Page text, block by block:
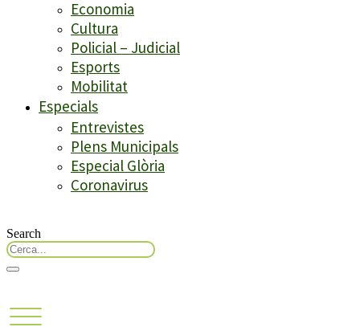
Economia
Cultura
Policial – Judicial
Esports
Mobilitat
Especials
Entrevistes
Plens Municipals
Especial Glòria
Coronavirus
Search